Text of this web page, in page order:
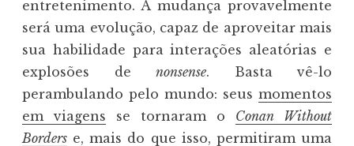
entretenimento. A mudança provavelmente
será uma evolução, capaz de aproveitar mais
sua habilidade para interações aleatórias e
explosões de nonsense. Basta vê-lo
perambulando pelo mundo: seus momentos
em viagens se tornaram o Conan Without
Borders e, mais do que isso, permitiram uma